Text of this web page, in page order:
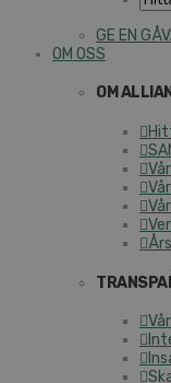
GE EN
OM OSS
OM